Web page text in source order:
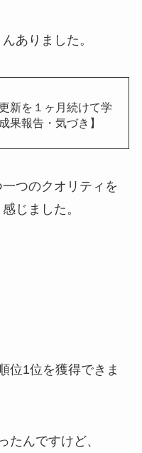
ありました。
新を１ヶ月続けて学
果報告・気づき】
つのクオリティを
じました。
位1位を獲得できま
たんですけど、